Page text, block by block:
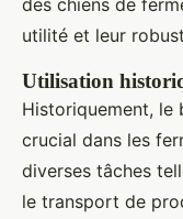
utilité et leur
Utilisation
Historiquement, le
crucial dans les
diverses tâches
le transport de